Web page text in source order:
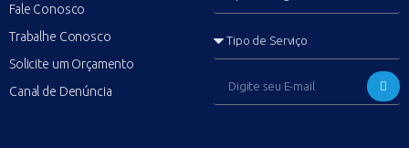
Fale Conosco
Trabalhe Conosco
Solicite um Orçamento
Canal de Denúncia